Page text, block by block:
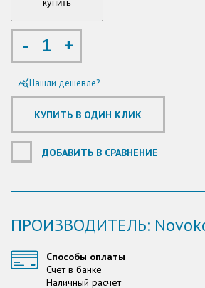
- +
query_statsНашли дешевле?
ДОБАВИТЬ В СРАВНЕНИЕ
ПРОИЗВОДИТЕЛЬ:
Способы оплаты
Счет в банке
Наличный расчет